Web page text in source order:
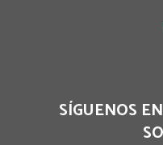
SÍGUENOS